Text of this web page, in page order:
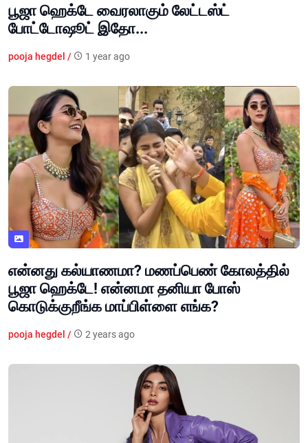
பூஜா ஹெக்டே வைரலாகும் லேட்டஸ்ட்
போட்டோஷூட் இதோ...
pooja hegdel / 1 year ago
என்னது கல்யாணமா? மணப்பெண் கோலத்தில்
பூஜா ஹெக்டே! என்னமா தனியா போஸ்
கொடுக்குறீங்க மாப்பிள்ளை எங்க?
pooja hegdel / 2 years ago